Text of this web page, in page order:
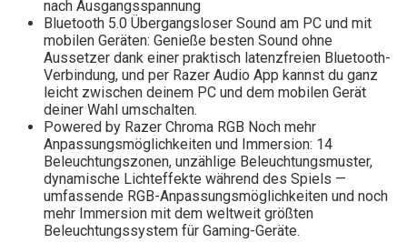
nach Ausgangsspannung
Bluetooth 5.0 Übergangsloser Sound am PC und mit
mobilen Geräten: Genieße besten Sound ohne
Aussetzer dank einer praktisch latenzfreien Bluetooth-
Verbindung, und per Razer Audio App kannst du ganz
leicht zwischen deinem PC und dem mobilen Gerät
deiner Wahl umschalten.
Powered by Razer Chroma RGB Noch mehr
Anpassungsmöglichkeiten und Immersion: 14
Beleuchtungszonen, unzählige Beleuchtungsmuster,
dynamische Lichteffekte während des Spiels —
umfassende RGB-Anpassungsmöglichkeiten und noch
mehr Immersion mit dem weltweit größten
Beleuchtungssystem für Gaming-Geräte.